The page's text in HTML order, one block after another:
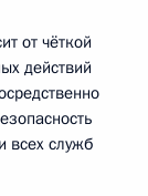
от чёткой
действий
всех служб